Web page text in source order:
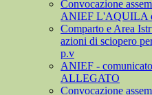
Convocazione
ANIEF L'AQUILA
Comparto e Area
azioni di sciopero
p.v
ANIEF -
ALLEGATO
Convocazione